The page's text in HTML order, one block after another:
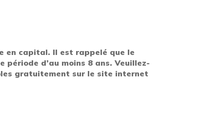
en capital. Il est rappelé que le
d’au moins 8 ans. Veuillez-
gratuitement sur le site internet